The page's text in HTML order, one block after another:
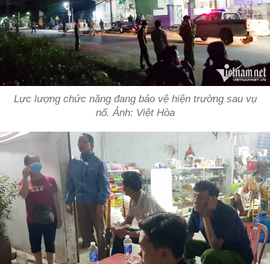
Lực lượng chức năng đang bảo vệ hiện trường sau vụ
nổ. Ảnh: Việt Hòa